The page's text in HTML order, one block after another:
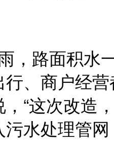
，路面积水
、商户经
“这次改造
水处理管